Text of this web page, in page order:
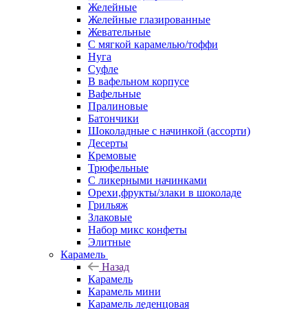
Желейные
Желейные глазированные
Жевательные
С мягкой карамелью/тоффи
Нуга
Суфле
В вафельном корпусе
Вафельные
Пралиновые
Батончики
Шоколадные с начинкой (ассорти)
Десерты
Кремовые
Трюфельные
С ликерными начинками
Орехи,фрукты/злаки в шоколаде
Грильяж
Злаковые
Набор микс конфеты
Элитные
Карамель
Назад
Карамель
Карамель мини
Карамель леденцовая